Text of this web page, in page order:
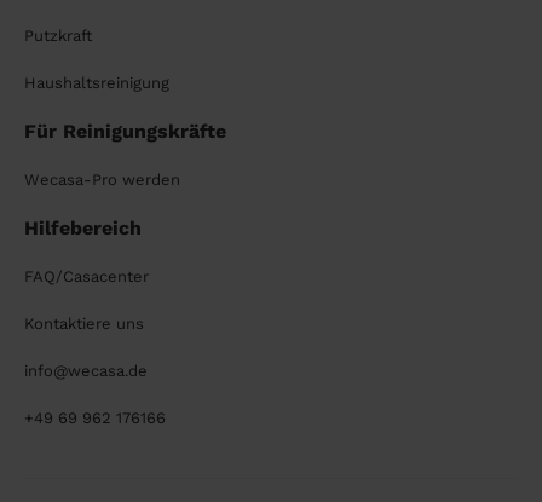
Putzkraft
Haushaltsreinigung
Für Reinigungskräfte
Wecasa-Pro werden
Hilfebereich
FAQ/Casacenter
Kontaktiere uns
info@wecasa.de
+49 69 962 176166